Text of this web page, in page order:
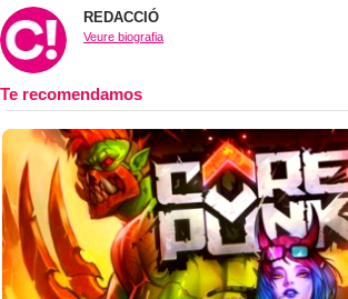
REDACCIÓ
Veure biografia